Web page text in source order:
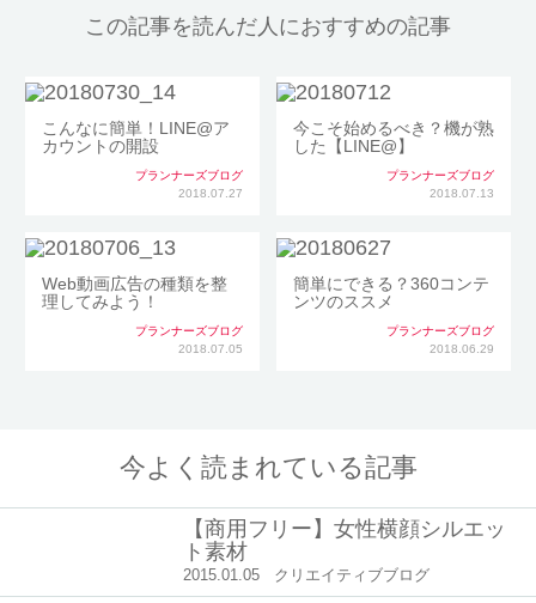
この記事を読んだ人におすすめの記事
こんなに簡単！LINE@ア
カウントの開設
プランナーズブログ
2018.07.27
今こそ始めるべき？機が熟
した【LINE@】
プランナーズブログ
2018.07.13
Web動画広告の種類を整
理してみよう！
プランナーズブログ
2018.07.05
簡単にできる？360コンテ
ンツのススメ
プランナーズブログ
2018.06.29
今よく読まれている記事
【商用フリー】女性横顔シルエッ
ト素材
2015.01.05 クリエイティブブログ